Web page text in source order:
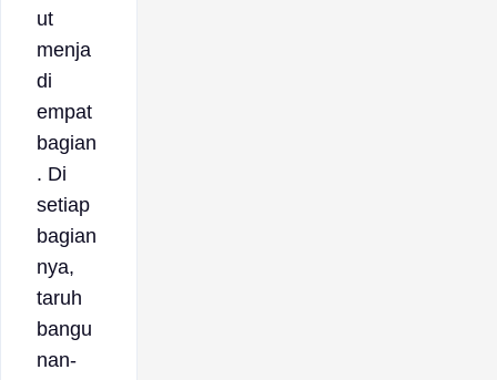
ut
menja
di
empat
bagian
. Di
setiap
bagian
nya,
taruh
bangu
nan-